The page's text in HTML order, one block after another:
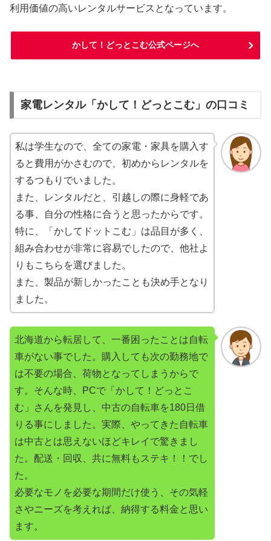
利用価値の高いレンタルサービスとなっています。
かして！どっとこむ公式ページへ
家電レンタル「かして！どっとこむ」の口コミ
私は学生なので、全ての家電・家具を購入す
ると費用がかさむので、初めからレンタルを
するつもりでいました。
また、レンタルだと、引越しの際に身軽であ
る事、自分の性格に合うと思ったからです。
特に、「かしてドットこむ」は品目が多く、
組み合わせが非常に容易でしたので、他社よ
りもこちらを選びました。
また、製品が新しかったことも決め手となり
ました。
北海道から転居して、一番困ったことは自転
車がない事でした。購入しても次の勤務地で
は不要の場合、荷物となってしまうからで
す。そんな時、PCで「かして！どっとこ
む」さんを発見し、中古の自転車を180日借
りる事にしました。実際、やってきた自転車
は中古とは思えないほどキレイで驚きまし
た。配送・回収、共に無料もステキ！！でし
た。
必要なモノを必要な期間だけ使う、その気軽
さやニーズを考えれば、納得する料金と思い
ます。